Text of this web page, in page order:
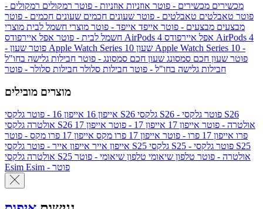
מכשירים מכשירים - פוטר אוזניות אוזניות - פוטר רמקולים רמקולים -
פוטר טאבלטים טאבלטים - פוטר שעונים חכמים שעונים חכמים - פוטר
מבצעים מבצעים - פוטר אייפד אייפד - פוטר מוצרי חשמל לבית מוצרי
חשמל לבית - פוטר אפל איירפודס AirPods 4 אפל איירפודס AirPods 4
- פוטר שעון Apple Watch Series 10 שעון Apple Watch Series 10 -
פוטר שעון חכם סמסונג שעון חכם סמסונג - פוטר חבילות גלישה בחו"ל
חבילות גלישה בחו"ל - פוטר חבילות סלולר חבילות סלולר - פוטר
מוצרים מובילים
אייפון 16 אייפון 16 - פוטר גלקסי S26 גלקסי S26 - פוטר גלקסי S26
אולטרה
גלקסי S26 אולטרה - פוטר אייפון 17 אייפון 17 - פוטר
אייפון 17
פרו אייפון 17 פרו - פוטר אייפון 17 פרו מקס
אייפון 17 פרו מקס - פוטר
אייפון אייר אייפון אייר - פוטר גלקסי S25 גלקסי S25 - פוטר גלקסי S25
אולטרה
גלקסי S25 אולטרה - פוטר טלפון שיאומי טלפון שיאומי - פוטר
Esim
Esim - פוטר